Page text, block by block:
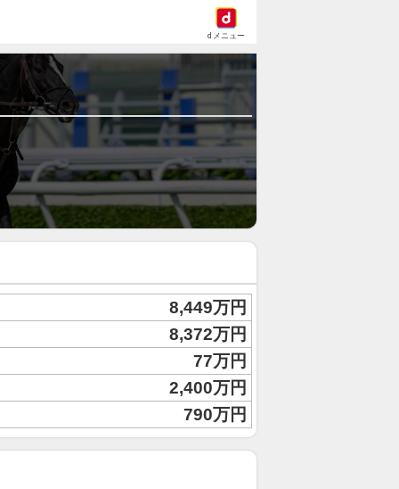
dメニュー
8,449万円
8,372万円
77万円
2,400万円
790万円